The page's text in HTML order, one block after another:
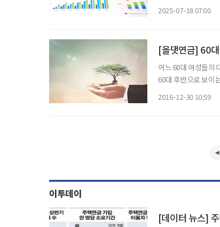
2025-07-18 07:00
[올댓연금] 60
어느 60대 여성들의 대화 어느 화창한 주말 오후! 어린이 놀이터를 빙 둘러
60대 후반으로 보이
2016-12-30 10:59
이투데이